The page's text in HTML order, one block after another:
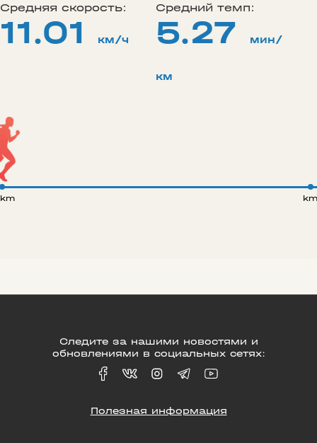
Средняя скорость:
11.01 км/ч
Средний темп:
5.27 мин/
км
km
Следите за нашими новостями и
обновлениями в социальных сетях:
Полезная информация